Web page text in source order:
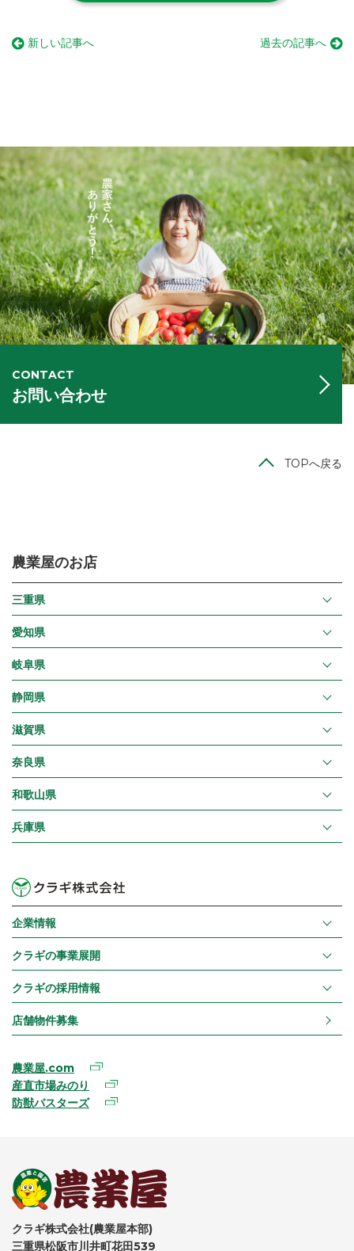
新しい記事へ 過去の記事へ
CONTACT
お問い合わせ
TOPへ戻る
農業屋のお店
三重県
愛知県
岐阜県
静岡県
滋賀県
奈良県
和歌山県
兵庫県
企業情報
クラギの事業展開
クラギの採用情報
店舗物件募集
農業屋.com
産直市場みのり
防獣バスターズ
クラギ株式会社(農業屋本部)
三重県松阪市川井町花田539